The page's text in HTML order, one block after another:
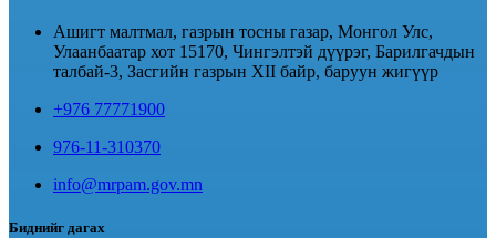
Ашигт малтмал, газрын тосны газар, Монгол Улс,
Улаанбаатар хот 15170, Чингэлтэй дүүрэг, Барилгачдын
талбай-3, Засгийн газрын XII байр, баруун жигүүр
+976 77771900
976-11-310370
info@mrpam.gov.mn
Биднийг дагах